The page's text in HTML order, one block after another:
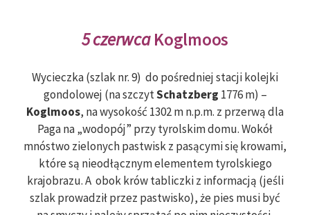
5 czerwcaKoglmoos
Wycieczka (szlak nr. 9) do pośredniej stacji kolejki
gondolowej (na szczytSchatzberg 1776 m) –
Koglmoos, na wysokość 1302 m n.p.m. z przerwą dla
Paga na „wodopój” przy tyrolskim domu. Wokół
mnóstwo zielonych pastwisk z pasącymi się krowami,
które są nieodłącznym elementem tyrolskiego
krajobrazu. A obok krów tabliczki z informacją (jeśli
szlak prowadził przez pastwisko), że pies musi być